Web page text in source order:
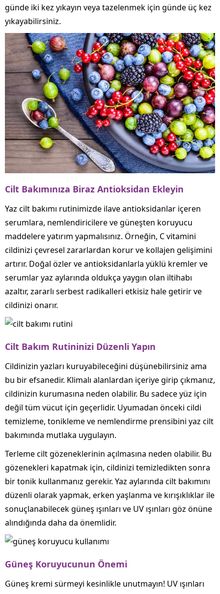
günde iki kez yıkayın veya tazelenmek için günde üç kez
yıkayabilirsiniz.
Cilt Bakımınıza Biraz Antioksidan Ekleyin
Yaz cilt bakımı rutinimizde ilave antioksidanlar içeren
serumlara, nemlendiricilere ve güneşten koruyucu
maddelere yatırım yapmalısınız. Örneğin, C vitamini
cildinizi çevresel zararlardan korur ve kollajen gelişimini
artırır. Doğal özler ve antioksidanlarla yüklü kremler ve
serumlar yaz aylarında oldukça yaygın olan iltihabı
azaltır, zararlı serbest radikalleri etkisiz hale getirir ve
cildinizi onarır.
Cilt Bakım Rutininizi Düzenli Yapın
Cildinizin yazları kuruyabileceğini düşünebilirsiniz ama
bu bir efsanedir. Klimalı alanlardan içeriye girip çıkmanız,
cildinizin kurumasına neden olabilir. Bu sadece yüz için
değil tüm vücut için geçerlidir. Uyumadan önceki cildi
temizleme, tonikleme ve nemlendirme prensibini yaz cilt
bakımında mutlaka uygulayın.
Terleme cilt gözeneklerinin açılmasına neden olabilir. Bu
gözenekleri kapatmak için, cildinizi temizledikten sonra
bir tonik kullanmanız gerekir. Yaz aylarında cilt bakımını
düzenli olarak yapmak, erken yaşlanma ve kırışıklıklar ile
sonuçlanabilecek güneş ışınları ve UV ışınları göz önüne
alındığında daha da önemlidir.
Güneş Koruyucunun Önemi
Güneş kremi sürmeyi kesinlikle unutmayın! UV ışınları